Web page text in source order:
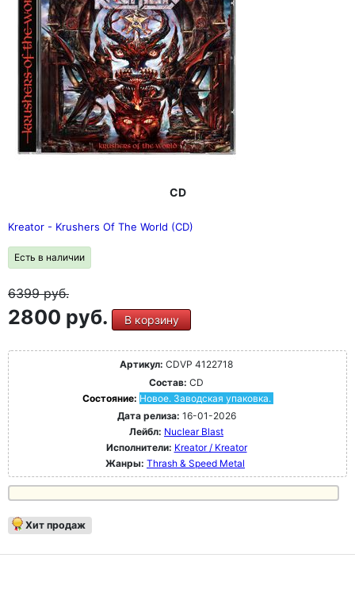
CD
Kreator - Krushers Of The World (CD)
Есть в наличии
6399руб.
2800 руб. В корзину
Артикул: CDVP 4122718
Состав: CD
Состояние: Новое. Заводская упаковка.
Дата релиза: 16-01-2026
Лейбл: Nuclear Blast
Исполнители: Kreator / Kreator
Жанры: Thrash & Speed Metal
Хит продаж